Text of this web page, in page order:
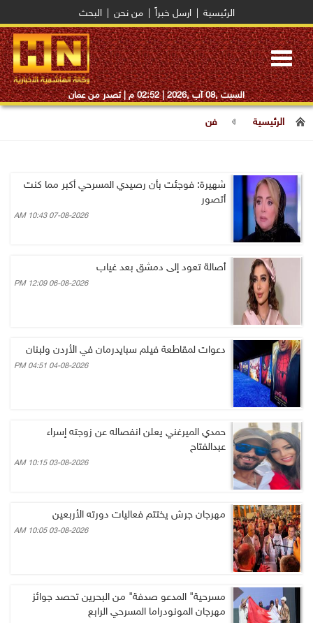
الرئيسية ارسل خبراً من نحن البحث
Toggle
navigation
السبت ,08 آب ,2026 | 02:52 م | تصدر من عمان
الرئيسية فن
شهيرة: فوجئت بأن رصيدي المسرحي أكبر مما كنت
أتصور
07-08-2026 10:43 AM
أصالة تعود إلى دمشق بعد غياب
06-08-2026 12:09 PM
دعوات لمقاطعة فيلم سبايدرمان في الأردن ولبنان
04-08-2026 04:51 PM
حمدي الميرغني يعلن انفصاله عن زوجته إسراء
عبدالفتاح
03-08-2026 10:15 AM
مهرجان جرش يختتم فعاليات دورته الأربعين
03-08-2026 10:05 AM
مسرحية" المدعو صدفة" من البحرين تحصد جوائز
مهرجان المونودراما المسرحي الرابع